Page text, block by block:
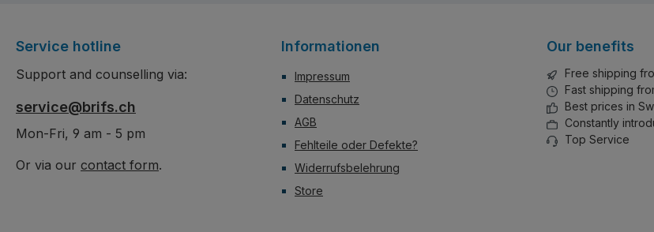
Service hotline
Support and counselling via:
service@brifs.ch
Mon-Fri, 9 am - 5 pm
Or via our contact form.
Informationen
Impressum
Datenschutz
AGB
Fehlteile oder Defekte?
Widerrufsbelehrung
Store
Our benefits
Free shipping
Fast shipping
Best prices in
Constantly
Top Service